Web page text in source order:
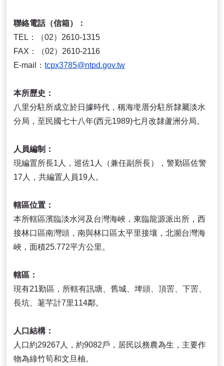
聯絡電話（信箱）：
TEL：（02）2610-1315
FAX：（02）2610-2116
E-mail：tcpx3785@ntpd.gov.tw
本所歷史：
八里分駐所成立於日據時代，稱海墘厝分駐所隸屬淡水
分局，至民國七十八年(西元1989)七月改隸蘆洲分局。
人員編制：
現編置所長1人，巡佐1人（兼任副所長），警勤區佐警
17人，共編置人員19人。
轄區位置：
本所轄區濱臨淡水河及台灣海峽，東臨龍源派出所，西
接林口區南灣頭，南與林口區太平里接壤，北瀕台灣海
峽，面積25.772平方公里。
轄區：
現有21勤區，所轄有訊塘、舊城、埤頭、頂罟、下罟、
長坑、荖芊計7里114鄰。
人口結構：
人口約29267人，約9082戶，居民以務農為生，主要作
物為綠竹筍和文旦柚。